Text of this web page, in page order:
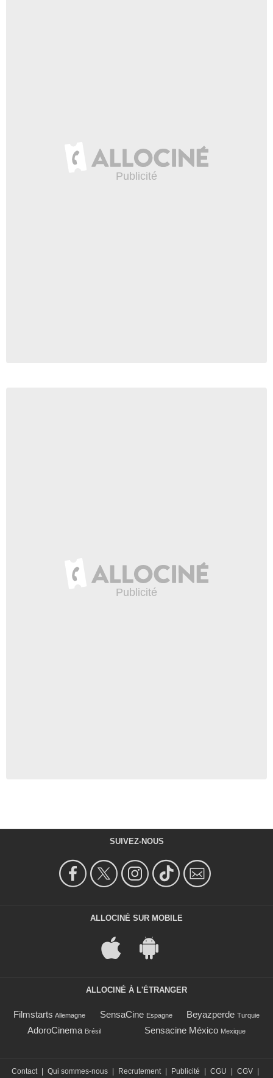
SUIVEZ-NOUS
ALLOCINÉ SUR MOBILE
ALLOCINÉ À L'ÉTRANGER
Filmstarts Allemagne SensaCine Espagne Beyazperde Turquie
AdoroCinema Brésil Sensacine México Mexique
Contact | Qui sommes-nous | Recrutement | Publicité | CGU | CGV |